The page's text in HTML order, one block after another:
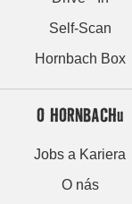
Self-Scan
Hornbach Box
O HORNBACHu
Jobs a Kariera
O nás